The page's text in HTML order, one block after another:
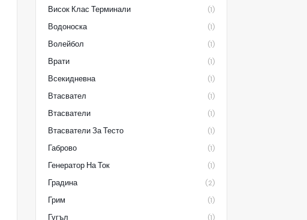
Висок Клас Терминали (1)
Водоноска (1)
Волейбол (1)
Врати (1)
Всекидневна (1)
Втасвател (1)
Втасватели (1)
Втасватели За Тесто (1)
Габрово (1)
Генератор На Ток (1)
Градина (2)
Грим (1)
Гугъл (1)